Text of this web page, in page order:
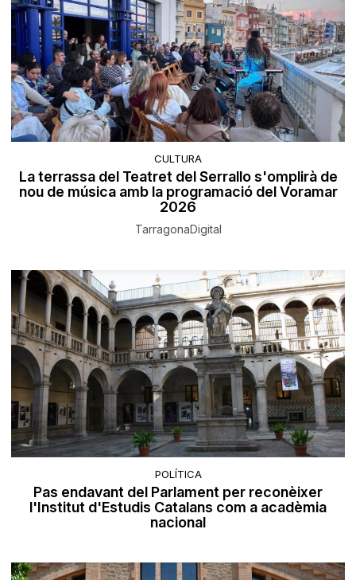
CULTURA
La terrassa del Teatret del Serrallo s'omplirà de
nou de música amb la programació del Voramar
2026
TarragonaDigital
POLÍTICA
Pas endavant del Parlament per reconèixer
l'Institut d'Estudis Catalans com a acadèmia
nacional